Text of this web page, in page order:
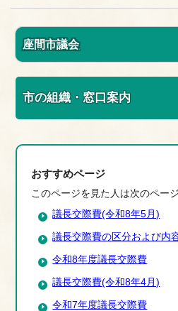
座間市議会
市の組織・窓口案内
おすすめページ
このページを見た人は次のペー
議長交際費(令和8年5月)
議長交際費の区分および内
令和8年度議長交際費
議長交際費(令和8年4月)
令和7年度議長交際費